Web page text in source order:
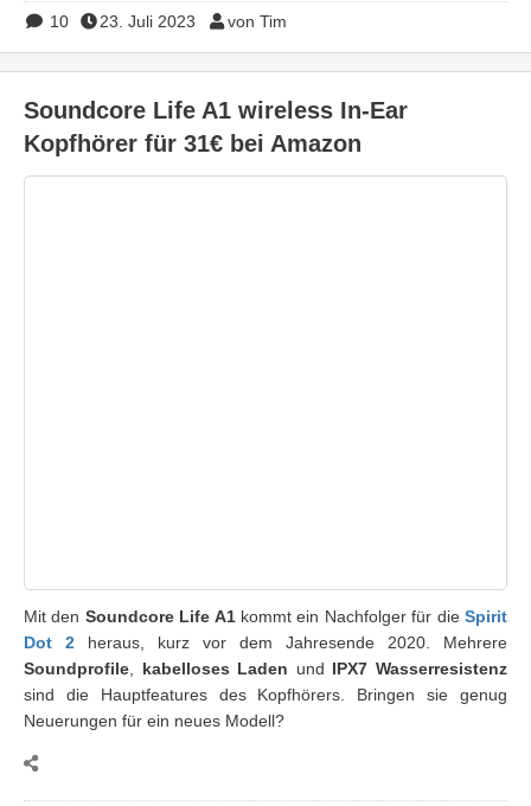
10 23. Juli 2023 von Tim
Soundcore Life A1 wireless In-Ear
Kopfhörer für 31€ bei Amazon
Mit den Soundcore Life A1kommt ein Nachfolger für dieSpirit
Dot 2 heraus, kurz vor dem Jahresende 2020. Mehrere
Soundprofile, kabelloses Laden und IPX7 Wasserresistenz
sind die Hauptfeatures des Kopfhörers. Bringen sie genug
Neuerungen für ein neues Modell?